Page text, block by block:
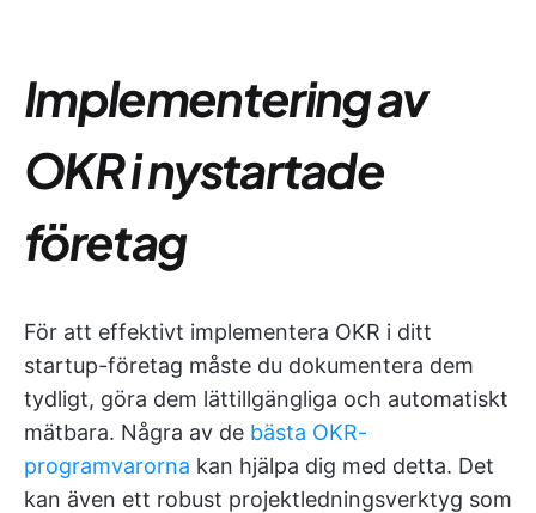
Implementering av
OKR i nystartade
företag
För att effektivt implementera OKR i ditt
startup-företag måste du dokumentera dem
tydligt, göra dem lättillgängliga och automatiskt
mätbara. Några av de bästa OKR-
programvarorna kan hjälpa dig med detta. Det
kan även ett robust projektledningsverktyg som